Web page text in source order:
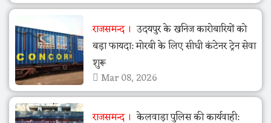
राजसमन्द
उदयपुर के खनिज कारोबारियों को
बड़ा फायदा: मोरबी के लिए सीधी कंटेनर ट्रेन सेवा
शुरू
Mar 08, 2026
राजसमन्द
केलवाड़ा पुलिस की कार्यवाही: